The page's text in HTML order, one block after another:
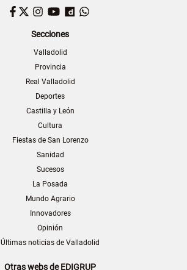
Facebook
TwitterInstagram
YouTubeDailymotion
Secciones
Valladolid
Provincia
Real Valladolid
Deportes
Castilla y León
Cultura
Fiestas de San Lorenzo
Sanidad
Sucesos
La Posada
Mundo Agrario
Innovadores
Opinión
Últimas noticias de Valladolid
Otras webs de EDIGRUP